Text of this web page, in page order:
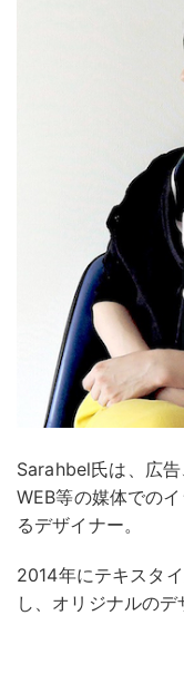
Sarahbel氏は、広告
WEB等の媒体での
るデザイナー。
2014年にテキスタ
し、オリジナルのデ